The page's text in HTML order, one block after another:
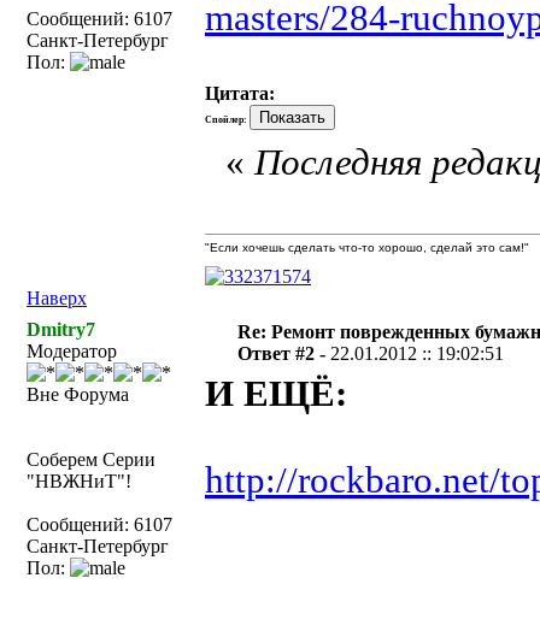
Сообщений: 6107
Санкт-Петербург
Пол:
masters/284-
Цитата:
Спойлер:
Наверх
«Последняя
"Если хочешь сделать что-то хорошо, сделай это сам!"
Dmitry7
Модератор
Вне Форума
Соберем Серии
"НВЖНиТ"!
Сообщений: 6107
Санкт-Петербург
Пол:
Re: Ремонт поврежденных
Ответ #2 - 22.01.2012 :: 19:02:51
И ЕЩЁ:
http://rockbaro.net/